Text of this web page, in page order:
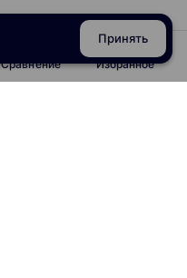
Сравнение Избранное
Принять